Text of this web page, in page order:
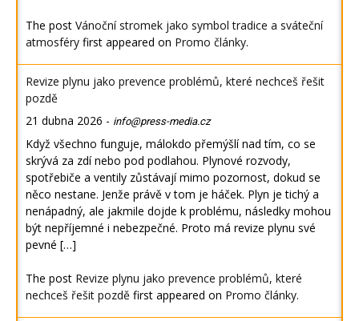
The post Vánoční stromek jako symbol tradice a sváteční
atmosféry first appeared on Promo články.
Revize plynu jako prevence problémů, které nechceš řešit
pozdě
21 dubna 2026 - info@press-media.cz
Když všechno funguje, málokdo přemýšlí nad tím, co se
skrývá za zdí nebo pod podlahou. Plynové rozvody,
spotřebiče a ventily zůstávají mimo pozornost, dokud se
něco nestane. Jenže právě v tom je háček. Plyn je tichý a
nenápadný, ale jakmile dojde k problému, následky mohou
být nepříjemné i nebezpečné. Proto má revize plynu své
pevné […]
The post Revize plynu jako prevence problémů, které
nechceš řešit pozdě first appeared on Promo články.